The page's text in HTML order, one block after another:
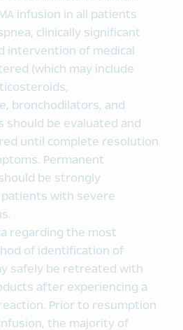
infusion in all patients
clinically significant
intervention of medical
(which may include
bronchodilators, and
should be evaluated and
until complete resolution
Permanent
be strongly
patients with severe
regarding the most
of identification of
safely be retreated with
after experiencing a
Prior to resumption
the majority of